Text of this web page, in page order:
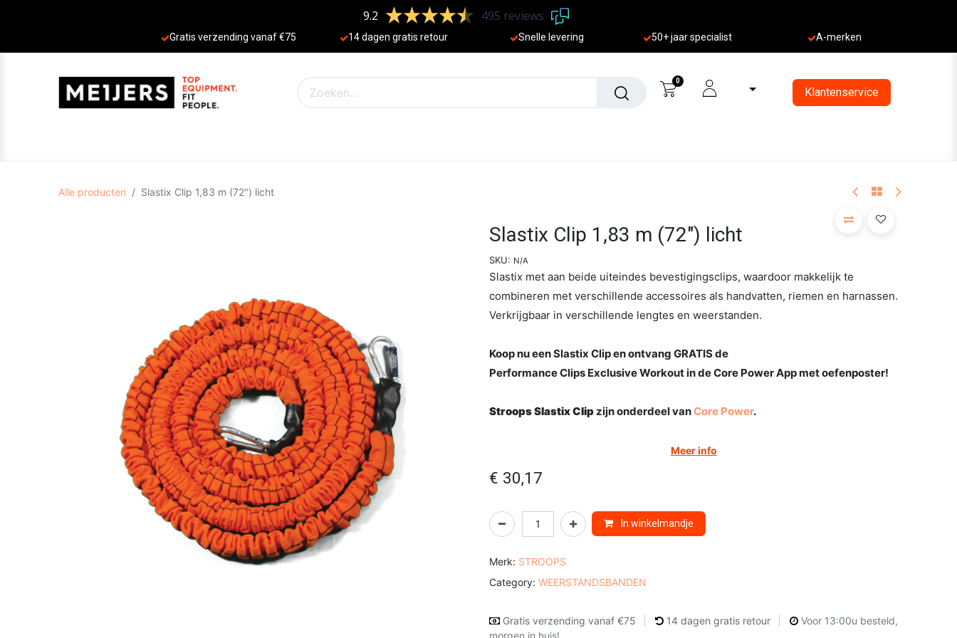
9.2 495 reviews
Gratis verzending vanaf €75 14 dagen gratis retour Sne lle levering 50+ jaar specialist A-merken
0
Klantenservice
Alle producten Slastix Clip 1,83 m (72") licht
Slastix Clip 1,83 m (72") licht
SKU: N/A
Slastix met aan beide uiteindes bevestigingsclips, waardoor makkelijk te
combineren met verschillende accessoires als handvatten, riemen en harnassen.
Verkrijgbaar in verschillende lengtes en weerstanden.
Koop nu een Slastix Clip en ontvang GRATIS de
Performance Clips Exclusive Workout in de Core Power App met oefenposter!
Stroops Slastix Clip zijn onderdeel vanCore Power.
Meer info
€ 30,17
In winkelmandje
Merk: STROOPS
Category: WEERSTANDSBANDEN
Gratis verzending vanaf €75 14 dagen gratis retour
Voor 13:00u besteld,
morgen in huis!